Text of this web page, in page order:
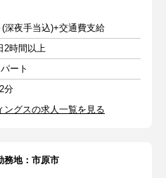
深夜手当込)+交通費支給
2時間以上
ート
分
グスの求人一覧を見る
地：市原市